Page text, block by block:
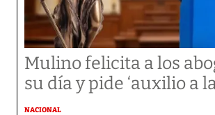
Mulino felicita a los
su día y pide ‘auxilio a
NACIONAL